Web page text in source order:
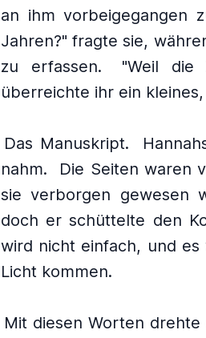
an ihm vorbeigegangen
Jahren?" fragte sie,
zu erfassen.
"Weil
überreichte ihr ein
Das Manuskript.
nahm.
Die Seiten waren
sie verborgen gewesen
doch er schüttelte den
wird nicht einfach, und es
Licht kommen.
Mit diesen Worten